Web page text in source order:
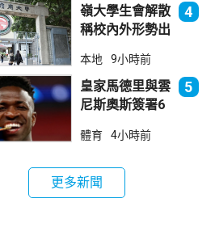
嶺大學生會解散
稱校內外形勢出
4
本地 9小時前
皇家馬德里與雲
尼斯奧斯簽署6
5
體育 4小時前
更多新聞